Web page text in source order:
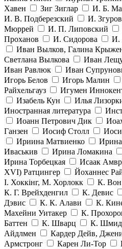
Хавен
Зиг Зиглар И. Б.
И. В. Подберезский
И.
Мюррей
И. П. Липовский
Проханов
И. Сидорова И.
Иван Вылков, Галина
Светлана Вылкова
Иван
Иван Равлюк
Иван
Игорь Белов
Игорь Малин
Райхельгауз
Игумен
Изабель Кун
Илья
Иностранная литература
Иоанн Петрович Дик
Ганзен
Иосиф Столл
Ириина Матвиенко
Ирина
Иваськив
Ирина Ломакина
Ирина Торбецкая
Исаак
ХVI) Ратцингер
Йоханнес
І. Хоккінг, М. Хорлокк
К.
К. Г. Врейхденгил
К. Девис
Дэвис
К. К. Алави К.
Махейни Уитакер
К.
Баттен
К. Шварц К.
Айдлмен
Кардер Дейв,
Армстронг
Карен Ли-Тор